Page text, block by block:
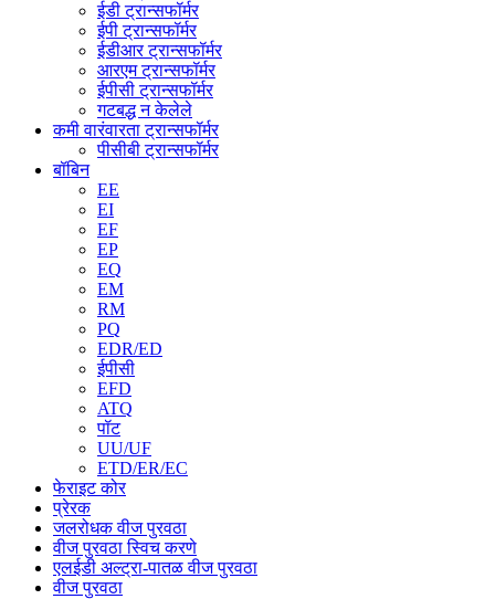
ईडी ट्रान्सफॉर्मर
ईपी ट्रान्सफॉर्मर
ईडीआर ट्रान्सफॉर्मर
आरएम ट्रान्सफॉर्मर
ईपीसी ट्रान्सफॉर्मर
गटबद्ध न केलेले
कमी वारंवारता ट्रान्सफॉर्मर
पीसीबी ट्रान्सफॉर्मर
बॉबिन
EE
EI
EF
EP
EQ
EM
RM
PQ
EDR/ED
ईपीसी
EFD
ATQ
पॉट
UU/UF
ETD/ER/EC
फेराइट कोर
प्रेरक
जलरोधक वीज पुरवठा
वीज पुरवठा स्विच करणे
एलईडी अल्ट्रा-पातळ वीज पुरवठा
वीज पुरवठा